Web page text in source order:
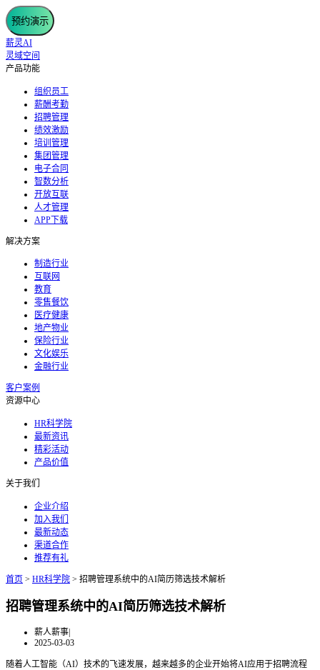
预约演示
薪灵AI
灵域空间
产品功能
组织员工
薪酬考勤
招聘管理
绩效激励
培训管理
集团管理
电子合同
智数分析
开放互联
人才管理
APP下载
解决方案
制造行业
互联网
教育
零售餐饮
医疗健康
地产物业
保险行业
文化娱乐
金融行业
客户案例
资源中心
HR科学院
最新资讯
精彩活动
产品价值
关于我们
企业介绍
加入我们
最新动态
渠道合作
推荐有礼
首页 > HR科学院 > 招聘管理系统中的AI简历筛选技术解析
招聘管理系统中的AI简历筛选技术解析
薪人薪事|
2025-03-03
随着人工智能（AI）技术的飞速发展，越来越多的企业开始将AI应用于招聘流程